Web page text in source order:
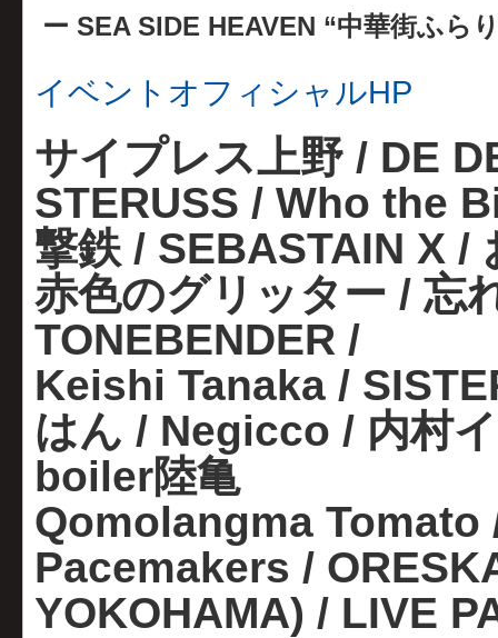
ー SEA SIDE HEAVEN “中華街ふら
イベントオフィシャルHP
サイプレス上野 / DE
STERUSS / Who the
撃鉄 / SEBASTAIN X /
赤色のグリッター / 忘
TONEBENDER /
Keishi Tanaka /
はん / Negicco / 内村
boiler陸亀
Qomolangma
Pacemakers /
YOKOHAMA) / LIVE